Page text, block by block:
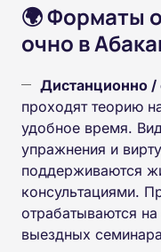
🌍 Форматы
очно в
Дистанционно /
проходят теорию
удобное время.
упражнения и
поддерживаются
консультациями.
отрабатываются
выездных